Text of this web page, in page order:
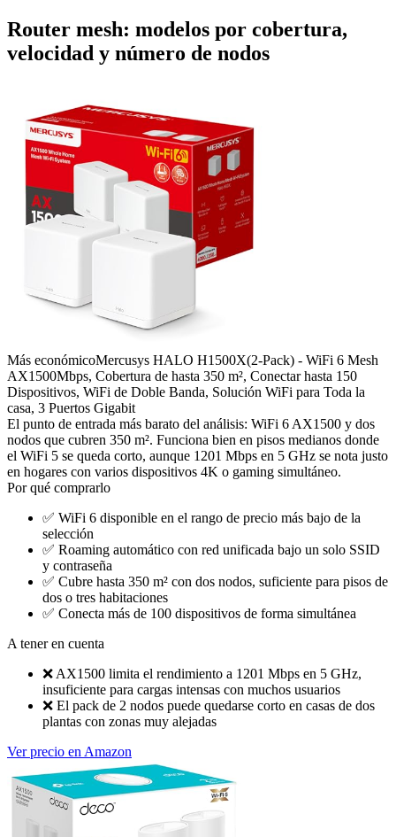
Router mesh: modelos por cobertura,
velocidad y número de nodos
Más económicoMercusys HALO H1500X(2-Pack) - WiFi 6 Mesh
AX1500Mbps, Cobertura de hasta 350 m², Conectar hasta 150
Dispositivos, WiFi de Doble Banda, Solución WiFi para Toda la
casa, 3 Puertos Gigabit
El punto de entrada más barato del análisis: WiFi 6 AX1500 y dos
nodos que cubren 350 m². Funciona bien en pisos medianos donde
el WiFi 5 se queda corto, aunque 1201 Mbps en 5 GHz se nota justo
en hogares con varios dispositivos 4K o gaming simultáneo.
Por qué comprarlo
✅ WiFi 6 disponible en el rango de precio más bajo de la
selección
✅ Roaming automático con red unificada bajo un solo SSID
y contraseña
✅ Cubre hasta 350 m² con dos nodos, suficiente para pisos de
dos o tres habitaciones
✅ Conecta más de 100 dispositivos de forma simultánea
A tener en cuenta
❌ AX1500 limita el rendimiento a 1201 Mbps en 5 GHz,
insuficiente para cargas intensas con muchos usuarios
❌ El pack de 2 nodos puede quedarse corto en casas de dos
plantas con zonas muy alejadas
Ver precio en Amazon